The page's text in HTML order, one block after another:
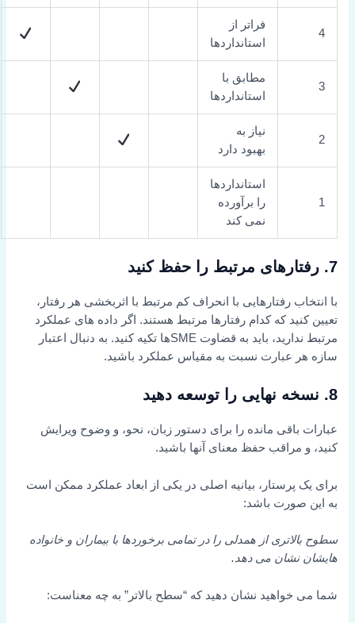
4
فراتر از
استانداردها
3
مطابق با
استانداردها
2
نیاز به
بهبود دارد
1
استانداردها
را برآورده
نمی کند
7. رفتارهای مرتبط را حفظ کنید
با انتخاب رفتارهایی با انحراف کم مرتبط با اثربخشی هر رفتار،
تعیین کنید که کدام رفتارها مرتبط هستند. اگر داده های عملکرد
مرتبط ندارید، باید به قضاوت SMEها تکیه کنید. به دنبال اعتبار
سازه هر عبارت نسبت به مقیاس عملکرد باشید.
8. نسخه نهایی را توسعه دهید
عبارات باقی مانده را برای دستور زبان، نحو، و وضوح ویرایش
کنید، و مراقب حفظ معنای آنها باشید.
برای یک پرستار، بیانیه اصلی در یکی از ابعاد عملکرد ممکن است
به این صورت باشد:
سطوح بالاتری از همدلی را در تمامی برخوردها با بیماران و خانواده
هایشان نشان می دهد.
شما می خواهید نشان دهید که “سطح بالاتر” به چه معناست: